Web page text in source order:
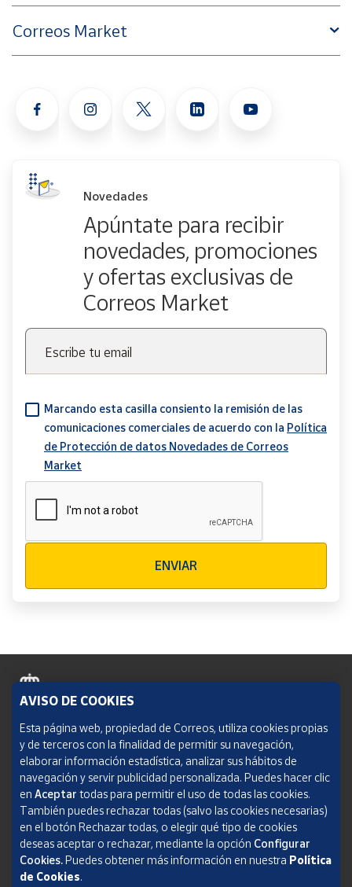
Correos Market
Novedades
Apúntate para recibir
novedades, promociones
y ofertas exclusivas de
Correos Market
Escribe tu email
Marcando esta casilla consiento la remisión de las
comunicaciones comerciales de acuerdo con la Política
de Protección de datos Novedades de Correos
Market
ENVIAR
Política de cookies
Aviso legal
Condiciones del servicio
Política de Privacidad Web
Informe de transparencia
SOCIEDAD ESTATAL CORREOS Y TELÉGRAFOS, S.A., S.M.E. Todos los derechos
AVISO DE COOKIES
Esta página web, propiedad de Correos, utiliza cookies propias
y de terceros con la finalidad de permitir su navegación,
elaborar información estadística, analizar sus hábitos de
navegación y servir publicidad personalizada. Puedes hacer clic
en Aceptar todas para permitir el uso de todas las cookies.
También puedes rechazar todas (salvo las cookies necesarias)
en el botón Rechazar todas, o elegir qué tipo de cookies
deseas aceptar o rechazar, mediante la opción Configurar
Cookies.Puedes obtener más información en nuestra Política
de Cookies.